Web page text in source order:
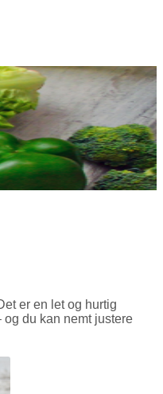
er en let og hurtig
du kan nemt justere